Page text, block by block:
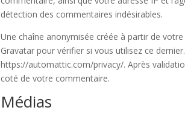
détection des commentaires indésirables.
Une chaîne anonymisée créée à partir de
Gravatar pour vérifier si vous utilisez ce
https://automattic.com/privacy/. Après
coté de votre commentaire.
Médias